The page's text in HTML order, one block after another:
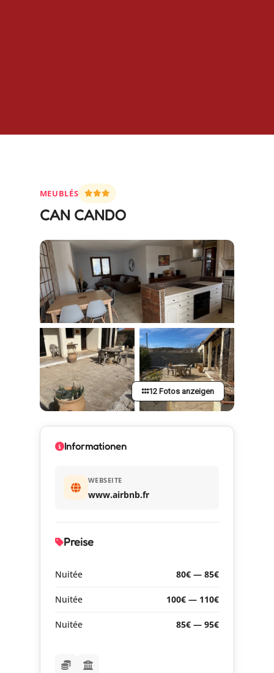
MEUBLÉS
CAN CANDO
12 Fotos anzeigen
Informationen
WEBSEITE
www.airbnb.fr
Preise
Nuitée 80€ — 85€
Nuitée 100€ — 110€
Nuitée 85€ — 95€